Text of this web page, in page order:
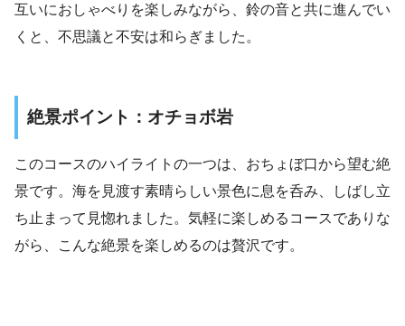
互いにおしゃべりを楽しみながら、鈴の音と共に進んでい
くと、不思議と不安は和らぎました。
絶景ポイント：オチョボ岩
このコースのハイライトの一つは、おちょぼ口から望む絶
景です。海を見渡す素晴らしい景色に息を呑み、しばし立
ち止まって見惚れました。気軽に楽しめるコースでありな
がら、こんな絶景を楽しめるのは贅沢です。